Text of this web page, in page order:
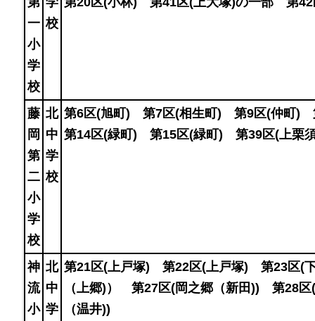
一
小
学
校
校
藤
岡
第
二
小
学
校
北
中
学
校
第6区(旭町) 第7区(相生町) 第9区(仲町)
第14区(緑町) 第15区(緑町) 第39区(上栗
神
流
小
北
中
学
第21区(上戸塚) 第22区(上戸塚) 第23区(
（上郷)） 第27区(岡之郷（新田)) 第28
（温井))